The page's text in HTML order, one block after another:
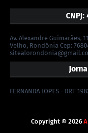
Av. Alexandre Guimarães,
Velho, Rondônia Cep:
FERNANDA LOPES - DRT
Copyright © 2026